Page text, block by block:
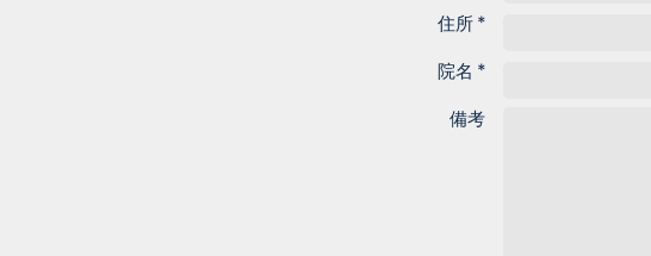
住所 *
院名 *
備考